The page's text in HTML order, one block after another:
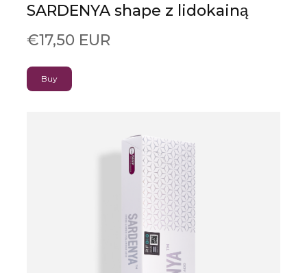
SARDENYA shape z lidokainą
€17,50 EUR
Buy